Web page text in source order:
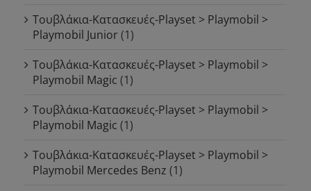
Τουβλάκια-Κατασκευές-Playset > Playmobil >
Playmobil Junior (1)
Τουβλάκια-Κατασκευές-Playset > Playmobil >
Playmobil Magic (1)
Τουβλάκια-Κατασκευές-Playset > Playmobil >
Playmobil Magic (1)
Τουβλάκια-Κατασκευές-Playset > Playmobil >
Playmobil Mercedes Benz (1)